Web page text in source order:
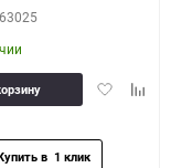
Добавить